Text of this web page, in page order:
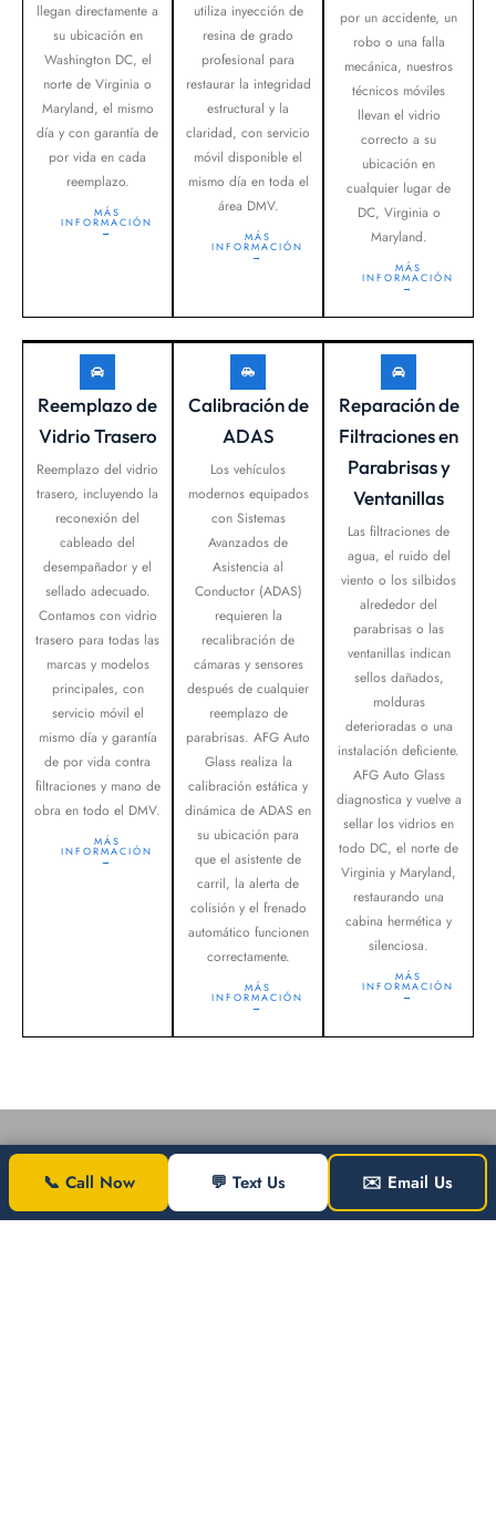
llegan directamente a
su ubicación en
Washington DC, el
norte de Virginia o
Maryland, el mismo
día y con garantía de
por vida en cada
reemplazo.
MÁS
INFORMACIÓN
→
utiliza inyección de
resina de grado
profesional para
restaurar la integridad
estructural y la
claridad, con servicio
móvil disponible el
mismo día en toda el
área DMV.
MÁS
INFORMACIÓN
→
por un accidente, un
robo o una falla
mecánica, nuestros
técnicos móviles
llevan el vidrio
correcto a su
ubicación en
cualquier lugar de
DC, Virginia o
Maryland.
MÁS
INFORMACIÓN
→
Reemplazo de
Vidrio Trasero
Reemplazo del vidrio
trasero, incluyendo la
reconexión del
cableado del
desempañador y el
sellado adecuado.
Contamos con vidrio
trasero para todas las
marcas y modelos
principales, con
servicio móvil el
mismo día y garantía
de por vida contra
filtraciones y mano de
obra en todo el DMV.
MÁS
INFORMACIÓN
→
Calibración de
ADAS
Los vehículos
modernos equipados
con Sistemas
Avanzados de
Asistencia al
Conductor (ADAS)
requieren la
recalibración de
cámaras y sensores
después de cualquier
reemplazo de
parabrisas. AFG Auto
Glass realiza la
calibración estática y
dinámica de ADAS en
su ubicación para
que el asistente de
carril, la alerta de
colisión y el frenado
automático funcionen
correctamente.
MÁS
INFORMACIÓN
→
Reparación de
Filtraciones en
Parabrisas y
Ventanillas
Las filtraciones de
agua, el ruido del
viento o los silbidos
alrededor del
parabrisas o las
ventanillas indican
sellos dañados,
molduras
deterioradas o una
instalación deficiente.
AFG Auto Glass
diagnostica y vuelve a
sellar los vidrios en
todo DC, el norte de
Virginia y Maryland,
restaurando una
cabina hermética y
silenciosa.
MÁS
INFORMACIÓN
→
Nos Apasiona Construir Confianza
📞 Call Now 💬 Text Us ✉️ Email Us